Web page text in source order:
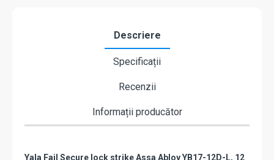
Descriere
Specificații
Recenzii
Informații producător
Yala Fail Secure lock strike Assa Abloy YB17-12D-L, 12